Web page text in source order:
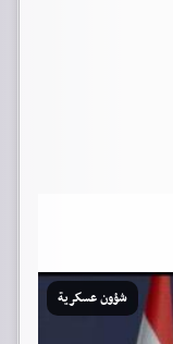
شؤون عسكرية